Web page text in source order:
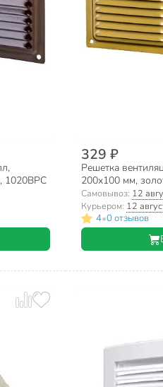
1020ВРС
329 ₽
Решетка
200х100 мм,
Самовывоз: 12
Курьером: 12
4•0 отзывов